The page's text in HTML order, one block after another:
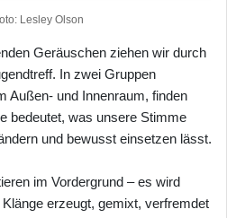
Lesley Olson
Geräuschen ziehen wir durch
In zwei Gruppen
Außen- und Innenraum, finden
bedeutet, was unsere Stimme
und bewusst einsetzen lässt.
im Vordergrund – es wird
erzeugt, gemixt, verfremdet